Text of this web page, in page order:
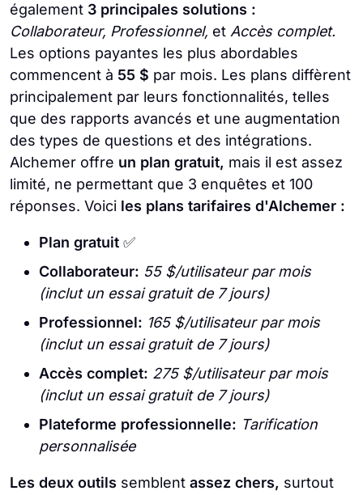
également 3 principales solutions :
Collaborateur, Professionnel, et Accès complet.
Les options payantes les plus abordables
commencent à 55 $ par mois. Les plans diffèrent
principalement par leurs fonctionnalités, telles
que des rapports avancés et une augmentation
des types de questions et des intégrations.
Alchemer offre un plan gratuit, mais il est assez
limité, ne permettant que 3 enquêtes et 100
réponses. Voici les plans tarifaires d'Alchemer :
Plan gratuit ✅
Collaborateur: 55 $/utilisateur par mois
(inclut un essai gratuit de 7 jours)
Professionnel: 165 $/utilisateur par mois
(inclut un essai gratuit de 7 jours)
Accès complet: 275 $/utilisateur par mois
(inclut un essai gratuit de 7 jours)
Plateforme professionnelle: Tarification
personnalisée
Les deux outils semblent assez chers, surtout